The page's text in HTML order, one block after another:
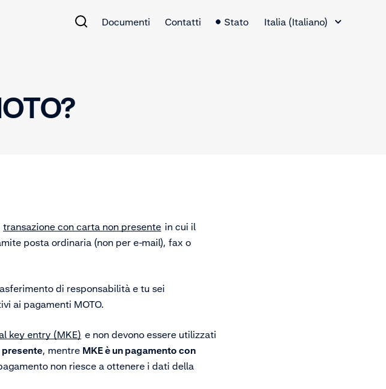
Documenti Contatti Stato
Italia (Italiano)
transazione con carta non presente in cui il
posta ordinaria (non per e-mail), fax o
di responsabilità e tu sei
ai pagamenti MOTO.
key entry (MKE) e non devono essere utilizzati
presente, mentre MKE è un pagamento con
non riesce a ottenere i dati della